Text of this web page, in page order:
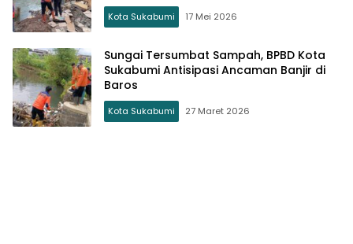
Kota Sukabumi 17 Mei 2026
Sungai Tersumbat Sampah, BPBD Kota
Sukabumi Antisipasi Ancaman Banjir di
Baros
Kota Sukabumi 27 Maret 2026